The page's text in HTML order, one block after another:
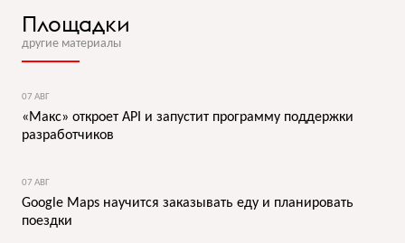
Площадки
другие материалы
07 АВГ
«Макс» откроет API и запустит программу поддержки
разработчиков
07 АВГ
Google Maps научится заказывать еду и планировать
поездки